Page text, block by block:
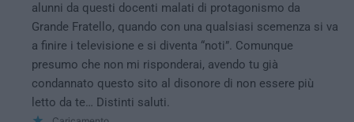
alunni da questi docenti malati di protagonismo da
Grande Fratello, quando con una qualsiasi scemenza si va
a finire i televisione e si diventa “noti”. Comunque
presumo che non mi risponderai, avendo tu già
condannato questo sito al disonore di non essere più
letto da te… Distinti saluti.